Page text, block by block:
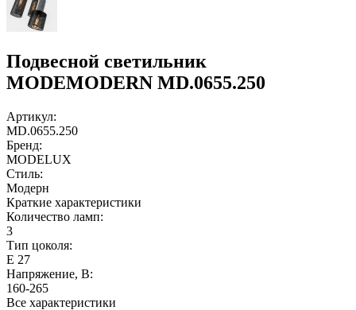
Подвесной светильник
MODEMODERN MD.0655.250
Артикул:
MD.0655.250
Бренд:
MODELUX
Стиль:
Модерн
Краткие характеристики
Количество ламп:
3
Тип цоколя:
Е 27
Напряжение, В:
160-265
Все характеристики